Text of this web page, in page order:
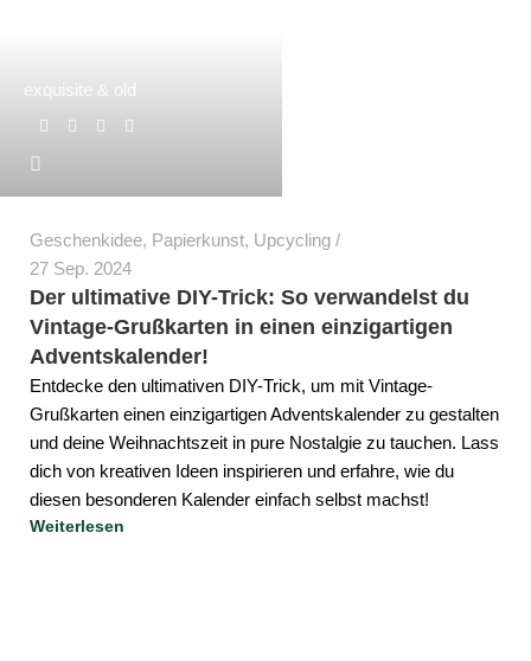
exquisite & old
Geschenkidee, Papierkunst, Upcycling
27 Sep. 2024
Der ultimative DIY-Trick: So verwandelst du
Vintage-Grußkarten in einen einzigartigen
Adventskalender!
Entdecke den ultimativen DIY-Trick, um mit Vintage-
Grußkarten einen einzigartigen Adventskalender zu gestalten
und deine Weihnachtszeit in pure Nostalgie zu tauchen. Lass
dich von kreativen Ideen inspirieren und erfahre, wie du
diesen besonderen Kalender einfach selbst machst!
Weiterlesen